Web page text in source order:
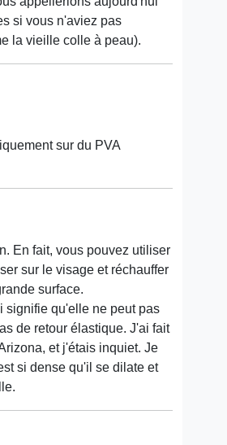
si vous n'aviez pas
la vieille colle à peau).
sur du PVA
En fait, vous pouvez utiliser
sur le visage et réchauffer
surface.
signifie qu'elle ne peut pas
de retour élastique. J'ai fait
et j'étais inquiet. Je
si dense qu'il se dilate et